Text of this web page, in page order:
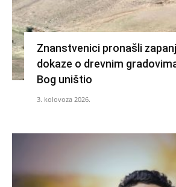
Znanstvenici pronašli
dokaze o drevnim
Bog uništio
3. kolovoza 2026.